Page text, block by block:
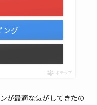
ング
ポチップ
が最適な気がしてきたの